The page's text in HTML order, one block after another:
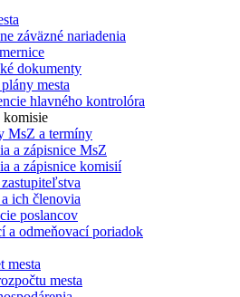
záväzné nariadenia
dokumenty
mesta
hlavného kontrolóra
MsZ a termíny
a zápisnice MsZ
a zápisnice komisií
ich členovia
poslancov
a odmeňovací poriadok
mesta
mesta